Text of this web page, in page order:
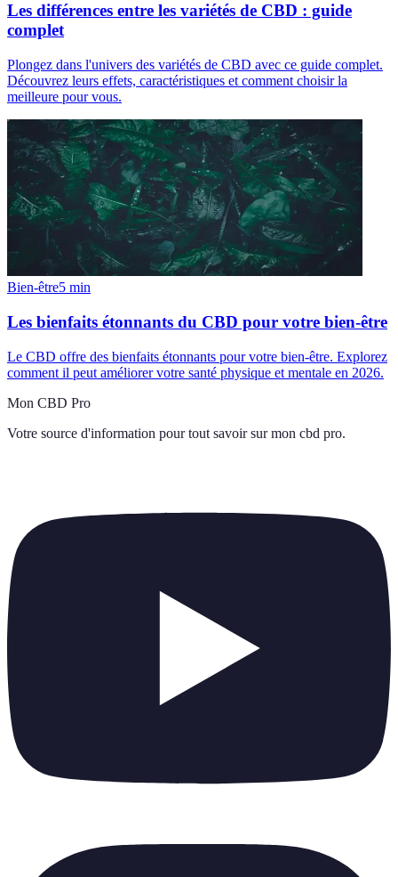
Les différences entre les variétés de CBD : guide
complet
Plongez dans l'univers des variétés de CBD avec ce guide complet.
Découvrez leurs effets, caractéristiques et comment choisir la
meilleure pour vous.
Bien-être5 min
Les bienfaits étonnants du CBD pour votre bien-être
Le CBD offre des bienfaits étonnants pour votre bien-être. Explorez
comment il peut améliorer votre santé physique et mentale en 2026.
Mon CBD Pro
Votre source d'information pour tout savoir sur mon cbd pro.